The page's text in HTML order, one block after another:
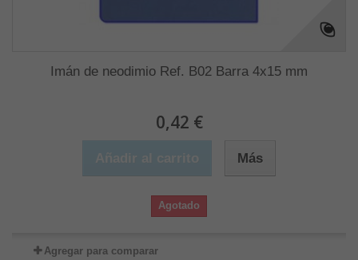
Imán de neodimio Ref. B02 Barra 4x15 mm
0,42 €
Más
Agotado
Agregar para comparar